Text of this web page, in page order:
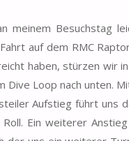
meinem Besuchstag
auf dem RMC
haben, stürzen wir
Dive Loop nach unten.
Aufstieg führt
Ein weiterer